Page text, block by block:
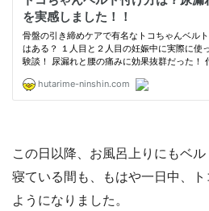
この日以降、お風呂上りにもベ
寝ている間も、もはや一日中、
ようになりました。